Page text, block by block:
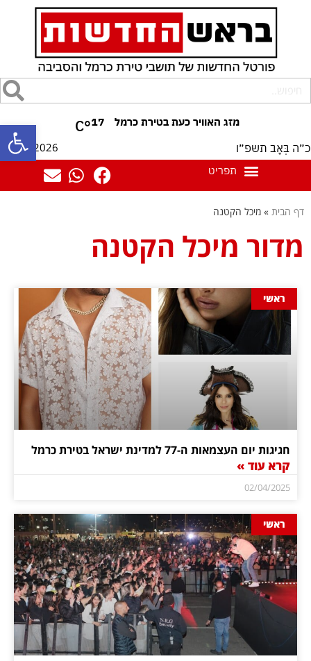
פתח 17
°C
כ״ה בְּאָב תשפ״ו 08/08/2026
דף הבית » מיכל הקטנה
מדור מיכל הקטנה
ראשי
חגיגות יום העצמאות ה-77 למדינת ישראל בטירת כרמל
קרא עוד »
02/04/2025
ראשי